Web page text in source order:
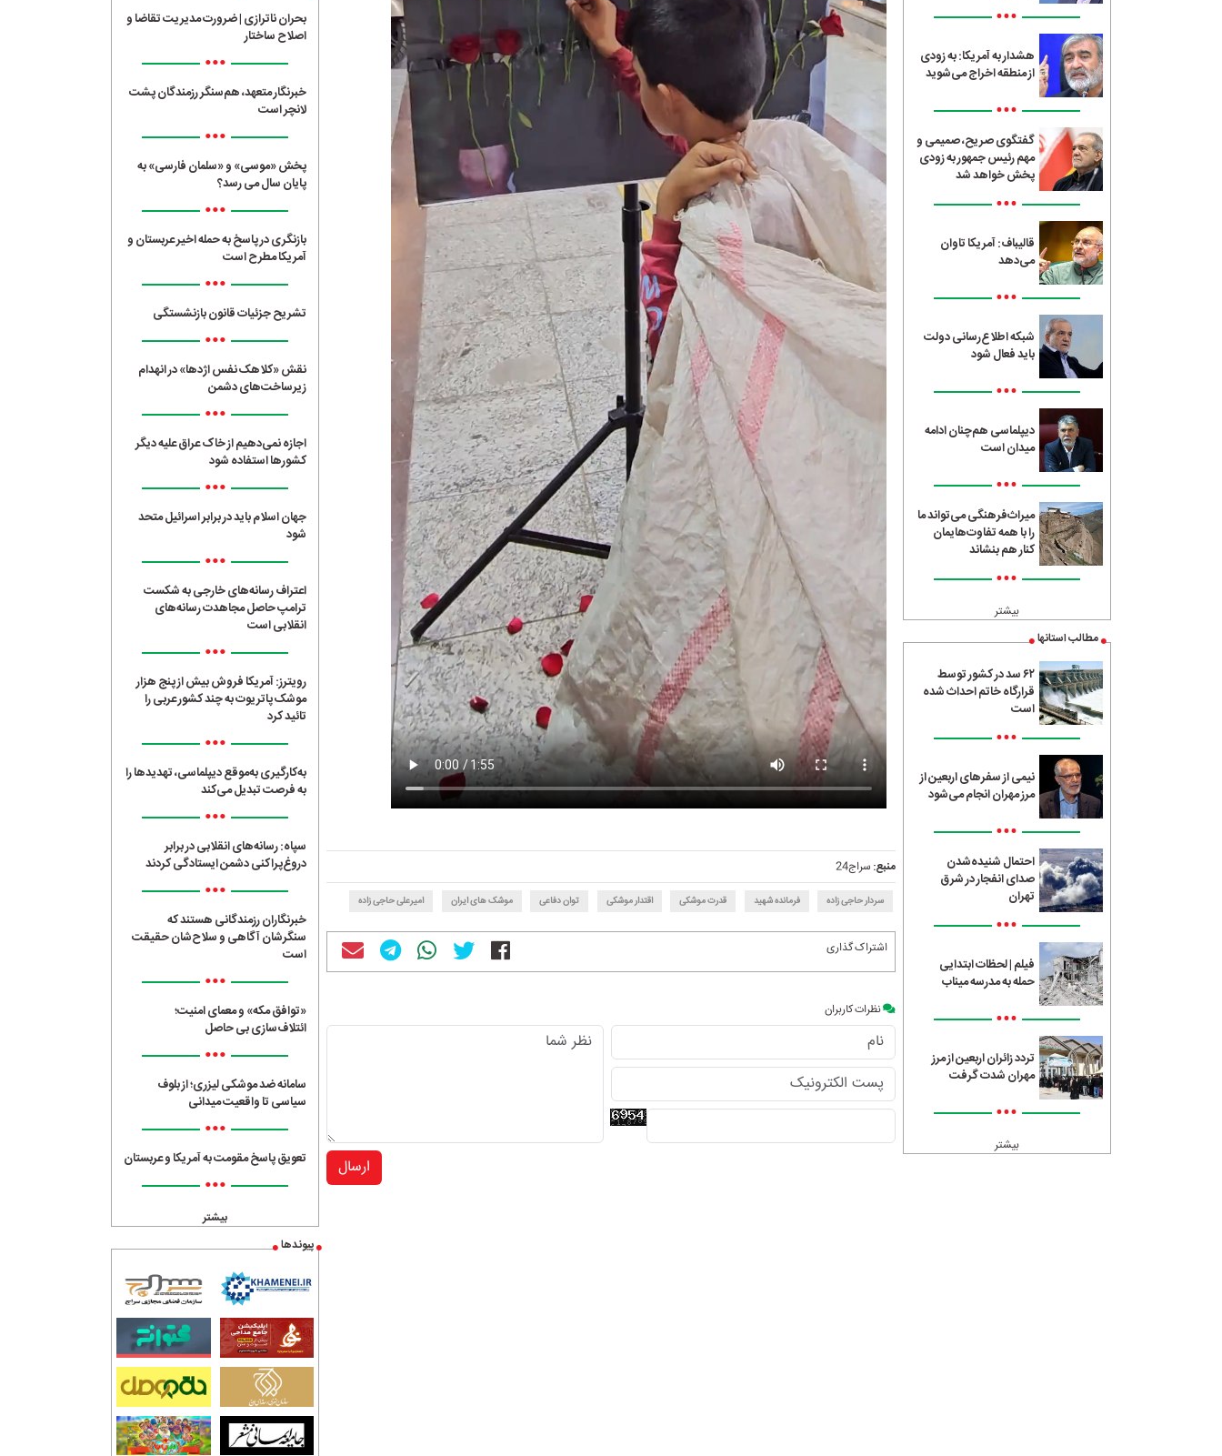
•••
هشدار به آمریکا: به زودی
از منطقه اخراج می‌شوید
•••
گفتگوی صریح، صمیمی و
مهم رئیس جمهور به زودی
پخش خواهد شد
•••
قالیباف: آمریکا تاوان
می‌دهد
•••
شبکه اطلاع‌رسانی دولت
باید فعال شود
•••
دیپلماسی هم‌چنان ادامه
میدان است
•••
میراث‌فرهنگی می‌تواند ما
را با همه تفاوت‌هایمان
کنار هم بنشاند
•••
بیشتر
مطالب استانها
۶۲ سد در کشور توسط
قرارگاه خاتم احداث شده
است
•••
نیمی از سفرهای اربعین از
مرز مهران انجام می‌شود
•••
احتمال شنیده‌شدن
صدای انفجار در شرق
تهران
•••
فیلم | لحظات ابتدایی
حمله به مدرسه میناب
•••
تردد زائران اربعین از مرز
مهران شدت گرفت
•••
بیشتر
منبع: سراج24
سردار حاجی زاده فرمانده شهید قدرت موشکی اقتدار موشکی توان دفاعی موشک های ایران امیرعلی حاجی زاده
اشتراک گذاری
نظرات کاربران
ارسال
بحران ناترازی | ضرورت مدیریت تقاضا و
اصلاح ساختار
•••
خبرنگار متعهد، هم‌سنگر رزمندگان پشت
لانچر است
•••
پخش «موسی» و «سلمان فارسی» به
پایان سال می رسد؟
•••
بازنگری در پاسخ به حمله اخیر عربستان و
آمریکا مطرح است
•••
تشریح جزئیات قانون بازنشستگی
•••
نقش «کلاهک نفس اژدها» در انهدام
زیرساخت‌های دشمن
•••
اجازه نمی‌دهیم از خاک عراق علیه دیگر
کشورها استفاده شود
•••
جهان اسلام باید در برابر اسرائیل متحد
شود
•••
اعتراف رسانه‌های خارجی به شکست
ترامپ حاصل مجاهدت رسانه‌های
انقلابی است
•••
رویترز: آمریکا فروش بیش از پنج هزار
موشک پاتریوت به چند کشور عربی را
تائید کرد
•••
به‌کارگیری به‌موقع دیپلماسی، تهدیدها را
به فرصت تبدیل می‌کند
•••
سپاه: رسانه‌های انقلابی در برابر
دروغ‌پراکنی دشمن ایستادگی کردند
•••
خبرنگاران رزمندگانی هستند که
سنگرشان آگاهی و سلاح‌شان حقیقت
است
•••
«توافق مکه» و معمای امنیت؛
ائتلاف‌سازی بی حاصل
•••
سامانه ضد موشکی لیزری؛ از بلوف
سیاسی تا واقعیت میدانی
•••
تعویق پاسخ مقومت به آمریکا و عربستان
•••
بیشتر
پیوندها